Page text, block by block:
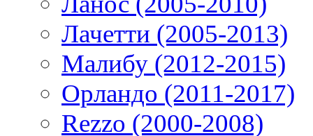
Лачетти (2005-2013)
Малибу (2012-2015)
Орландо (2011-2017)
Rezzo (2000-2008)